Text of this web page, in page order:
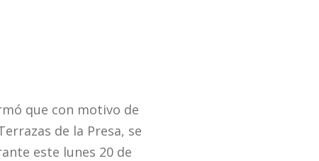
que con motivo de
de la Presa, se
este lunes 20 de